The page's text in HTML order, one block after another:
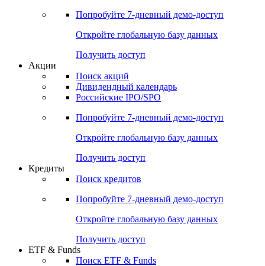
Попробуйте 7-дневный демо-доступ
Откройте глобальную базу данных
Получить доступ
Акции
Поиск акций
Дивидендный календарь
Российские IPO/SPO
Попробуйте 7-дневный демо-доступ
Откройте глобальную базу данных
Получить доступ
Кредиты
Поиск кредитов
Попробуйте 7-дневный демо-доступ
Откройте глобальную базу данных
Получить доступ
ETF & Funds
Поиск ETF & Funds